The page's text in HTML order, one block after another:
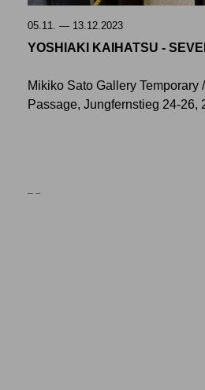
05.11. — 13.12.2023
YOSHIAKI KAIHATSU -
Mikiko Sato Gallery Temporary
Passage, Jungfernstieg 24-26,